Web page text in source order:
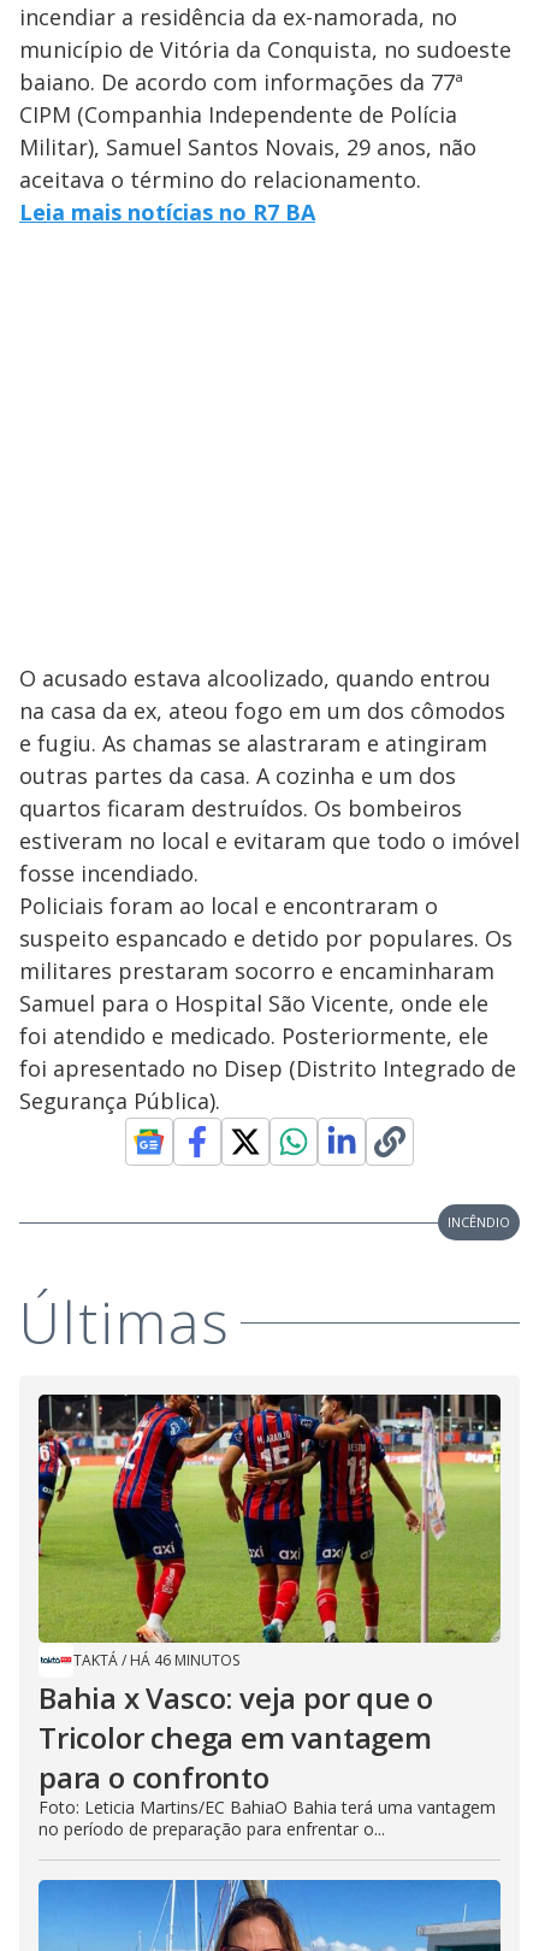
incendiar a residência da ex-namorada, no
município de Vitória da Conquista, no sudoeste
baiano. De acordo com informações da 77ª
CIPM (Companhia Independente de Polícia
Militar), Samuel Santos Novais, 29 anos, não
aceitava o término do relacionamento.
Leia mais notícias no R7 BA
O acusado estava alcoolizado, quando entrou
na casa da ex, ateou fogo em um dos cômodos
e fugiu. As chamas se alastraram e atingiram
outras partes da casa. A cozinha e um dos
quartos ficaram destruídos. Os bombeiros
estiveram no local e evitaram que todo o imóvel
fosse incendiado.
Policiais foram ao local e encontraram o
suspeito espancado e detido por populares. Os
militares prestaram socorro e encaminharam
Samuel para o Hospital São Vicente, onde ele
foi atendido e medicado. Posteriormente, ele
foi apresentado no Disep (Distrito Integrado de
Segurança Pública).
INCÊNDIO
Últimas
TAKTÁ/ HÁ 46 MINUTOS
Bahia x Vasco: veja por que o
Tricolor chega em vantagem
para o confronto
Foto: Leticia Martins/EC BahiaO Bahia terá uma vantagem
no período de preparação para enfrentar o...